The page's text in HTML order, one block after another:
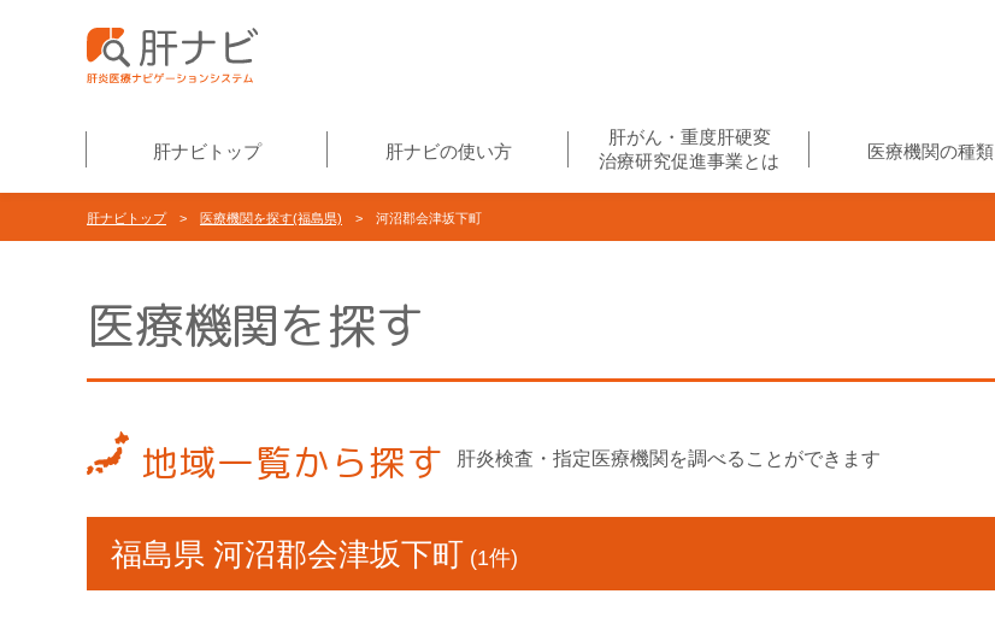
肝ナビトップ 肝ナビの使い方
肝がん・重度肝硬変
治療研究促進事業とは
医療機関の種類
肝ナビトップ> 医療機関を探す(福島県) > 河沼郡会津坂下町
医療機関を探す
地域一覧から探す 肝炎検査・指定医療機関を調べることができます
福島県 河沼郡会津坂下町 (1件)